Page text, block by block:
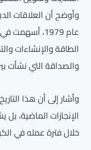
وأوضح أن العلاقات
عام 1979،
الطاقة والإنشاءات
والصداقة التي نشأت
وأشار إلى أن هذا
الإنجازات الماضية، بل
خلال فترة عمله في